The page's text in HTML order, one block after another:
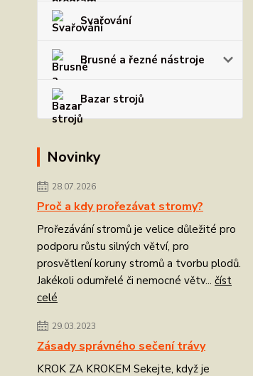
Svařování
Brusné a řezné nástroje
Bazar strojů
Novinky
28.07.2026
Proč a kdy prořezávat stromy?
Prořezávání stromů je velice důležité pro
podporu růstu silných větví, pro
prosvětlení koruny stromů a tvorbu plodů.
Jakékoli odumřelé či nemocné větv... číst
celé
29.03.2023
Zásady správného sečení trávy
KROK ZA KROKEM Sekejte, když je